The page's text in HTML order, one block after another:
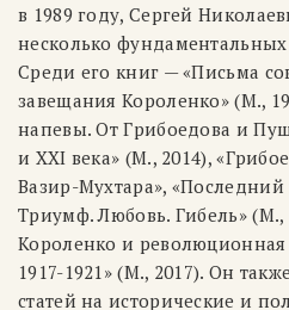
в 1989 году, Сергей
несколько
Среди его книг — «Письма
завещания Короленко» (М.,
напевы. От Грибоедова и
и XXI века» (М., 2014),
Вазир-Мухтара»,
Триумф. Любовь. Гибель» (М.,
Короленко и революционная
1917-1921» (М., 2017). Он
статей на исторические и